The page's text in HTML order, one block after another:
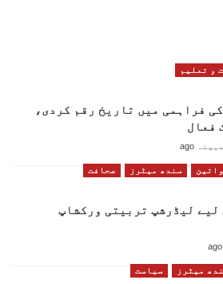
و تعلیم
فراہمی میں تاریخ رقم کردی،
فعال
سندھ میٹرز صحافت
لیڈرشپ تربیتی ورکشاپ
میٹرز سیاست